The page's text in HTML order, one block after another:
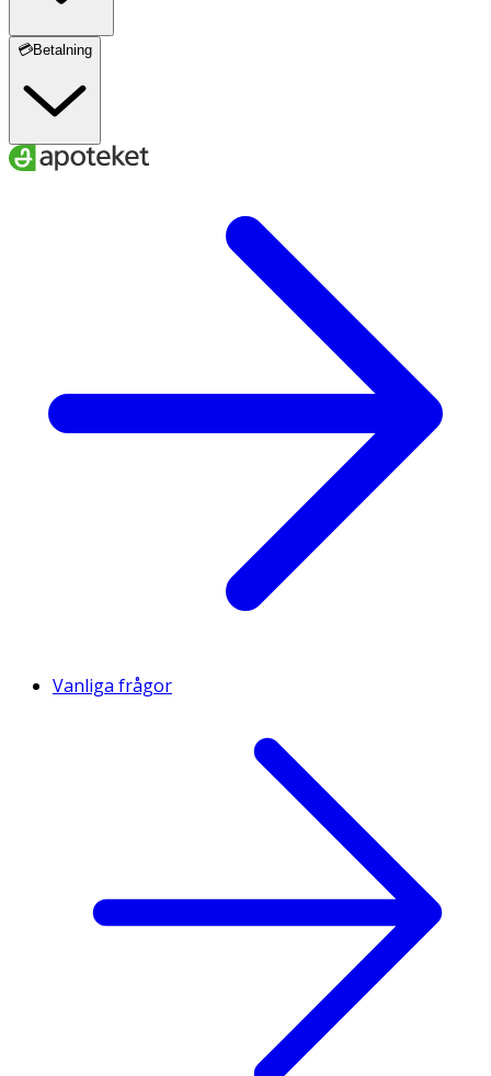
💳Betalning
Vanliga frågor